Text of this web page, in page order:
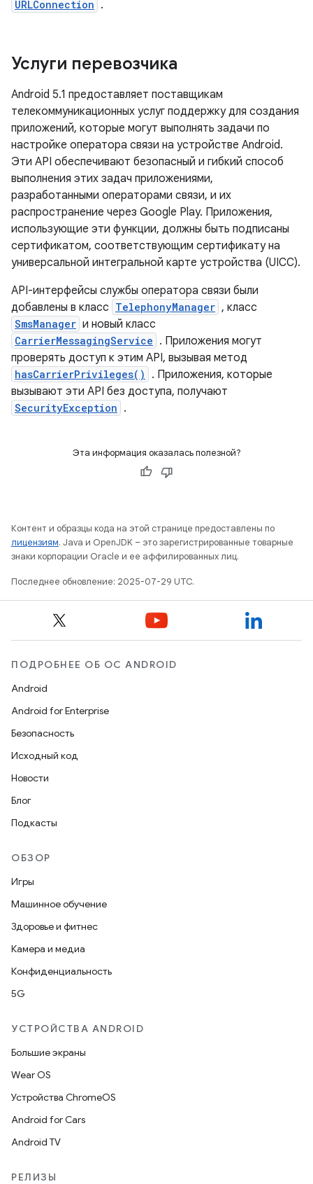
URLConnection .
Услуги перевозчика
Android 5.1 предоставляет поставщикам
телекоммуникационных услуг поддержку для создания
приложений, которые могут выполнять задачи по
настройке оператора связи на устройстве Android.
Эти API обеспечивают безопасный и гибкий способ
выполнения этих задач приложениями,
разработанными операторами связи, и их
распространение через Google Play. Приложения,
использующие эти функции, должны быть подписаны
сертификатом, соответствующим сертификату на
универсальной интегральной карте устройства (UICC).
API-интерфейсы службы оператора связи были
добавлены в класс TelephonyManager , класс
SmsManager и новый класс
CarrierMessagingService . Приложения могут
проверять доступ к этим API, вызывая метод
hasCarrierPrivileges()
. Приложения, которые
вызывают эти API без доступа, получают
SecurityException .
Эта информация оказалась полезной?
Контент и образцы кода на этой странице предоставлены по
лицензиям. Java и OpenJDK – это зарегистрированные товарные
знаки корпорации Oracle и ее аффилированных лиц.
Последнее обновление: 2025-07-29 UTC.
ПОДРОБНЕЕ ОБ ОС ANDROID
Android
Android for Enterprise
Безопасность
Исходный код
Новости
Блог
Подкасты
ОБЗОР
Игры
Машинное обучение
Здоровье и фитнес
Камера и медиа
Конфиденциальность
5G
УСТРОЙСТВА ANDROID
Большие экраны
Wear OS
Устройства ChromeOS
Android for Cars
Android TV
РЕЛИЗЫ